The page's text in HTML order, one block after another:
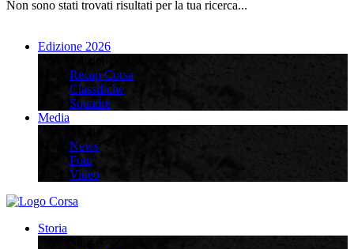
Non sono stati trovati risultati per la tua ricerca...
Edizione 2026
Recap Corsa
Classifiche
Squadre
Media
News
Foto
Video
Storia